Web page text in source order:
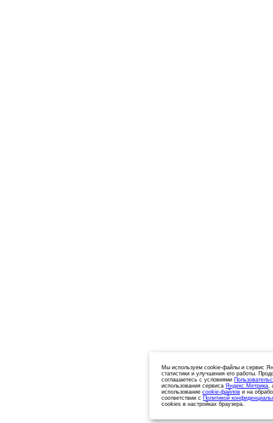
Мы используем cookie-файлы и сервис
статистики и улучшения его работы.
соглашаетесь с условиями
использования сервиса Яндекс.Метрика,
использование cookie-файлов и на
соответствии с Политикой
cookies в настройках браузера.